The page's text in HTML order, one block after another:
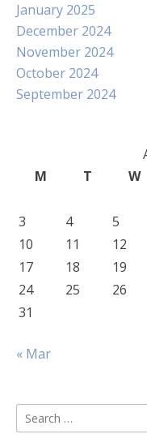
January 2025
December 2024
November 2024
October 2024
September 2024
M
T W
3
4 5
10
11 12
17
18 19
24
25 26
31
« Mar
Search
for: